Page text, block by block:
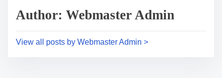
p
s
tAuthor: Webmaster Admin
View all posts by Webmaster Admin >